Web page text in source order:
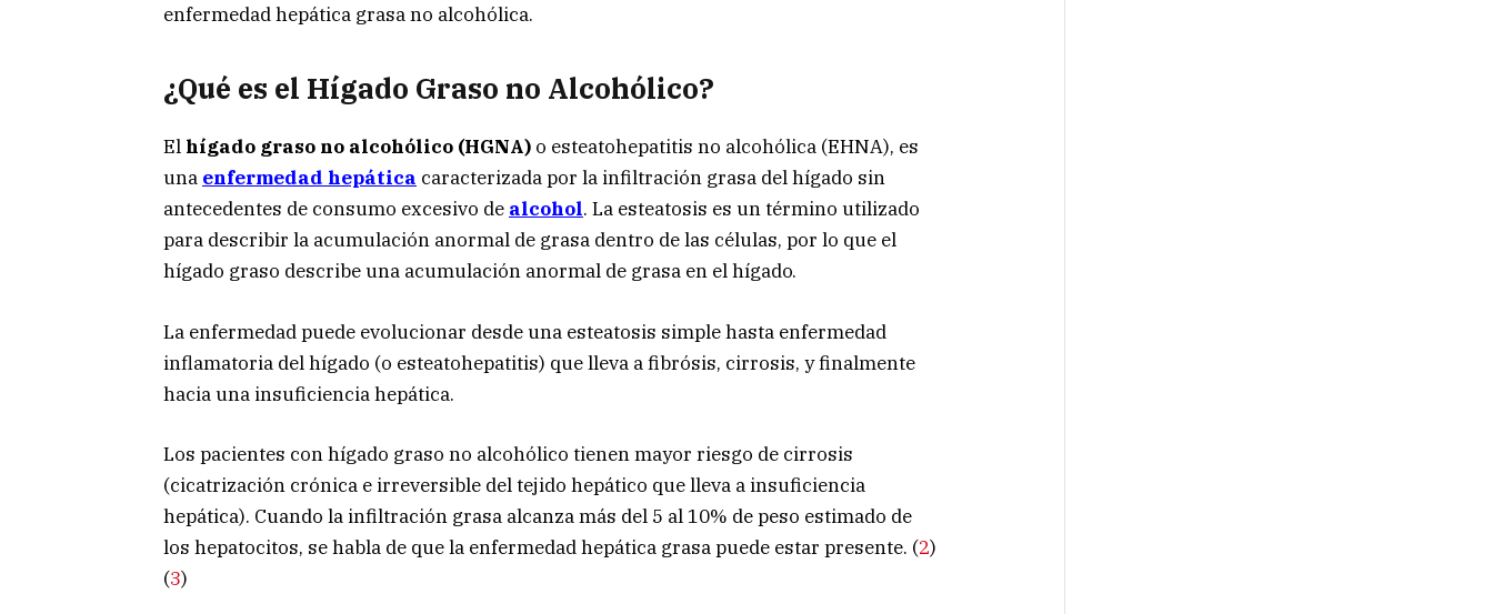
enfermedad hepática grasa no alcohólica.
¿Qué es el Hígado Graso no Alcohólico?
El hígado graso no alcohólico (HGNA) o esteatohepatitis no alcohólica (EHNA), es
una enfermedad hepática caracterizada por la infiltración grasa del hígado sin
antecedentes de consumo excesivo de alcohol. La esteatosis es un término utilizado
para describir la acumulación anormal de grasa dentro de las células, por lo que el
hígado graso describe una acumulación anormal de grasa en el hígado.
La enfermedad puede evolucionar desde una esteatosis simple hasta enfermedad
inflamatoria del hígado (o esteatohepatitis) que lleva a fibrósis, cirrosis, y finalmente
hacia una insuficiencia hepática.
Los pacientes con hígado graso no alcohólico tienen mayor riesgo de cirrosis
(cicatrización crónica e irreversible del tejido hepático que lleva a insuficiencia
hepática). Cuando la infiltración grasa alcanza más del 5 al 10% de peso estimado de
los hepatocitos, se habla de que la enfermedad hepática grasa puede estar presente. (2)
(3)